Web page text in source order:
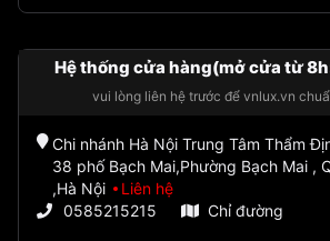
Hệ thống cửa hàng(mở cửa từ
vui lòng liên hệ trước để vnlux.vn
Chi nhánh Hà Nội Trung Tâm Thẩm
38 phố Bạch Mai,Phường Bạch Mai ,
,Hà Nội
Liên hệ
0585215215
Chỉ đường